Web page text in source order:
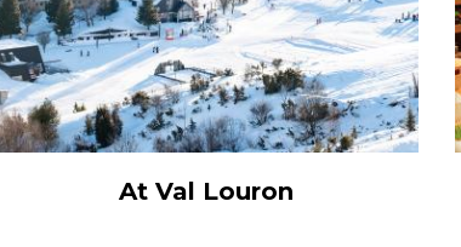
At Val Louron